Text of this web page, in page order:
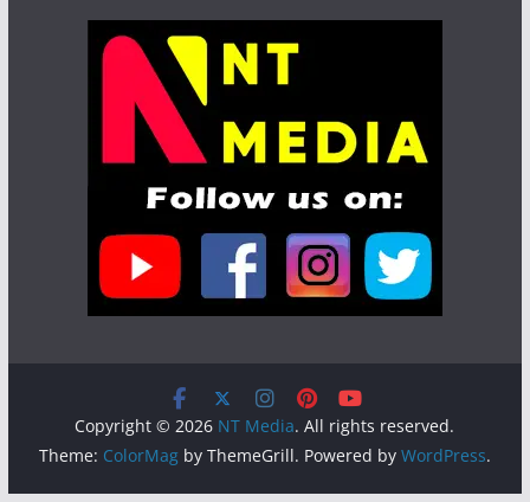
Copyright © 2026 NT Media. All rights reserved.
Theme: ColorMagby ThemeGrill. Powered by WordPress.